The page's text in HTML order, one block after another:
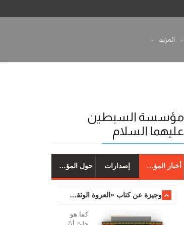
المزيد
مؤسسة السبطين
عليهما السلام
أخبار المؤسسة إصدارات حول المؤسسة
وجیزة عن کتاب «العروة الوثقی والتعلیقات علیها»
کما هو